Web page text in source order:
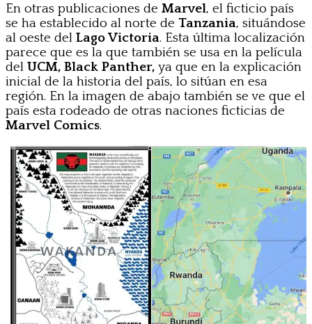
En otras publicaciones de Marvel, el ficticio país
se ha establecido al norte de Tanzania, situándose
al oeste del Lago Victoria. Esta última localización
parece que es la que también se usa en la película
del UCM, Black Panther, ya que en la explicación
inicial de la historia del país, lo sitúan en esa
región. En la imagen de abajo también se ve que el
país esta rodeado de otras naciones ficticias de
Marvel Comics.